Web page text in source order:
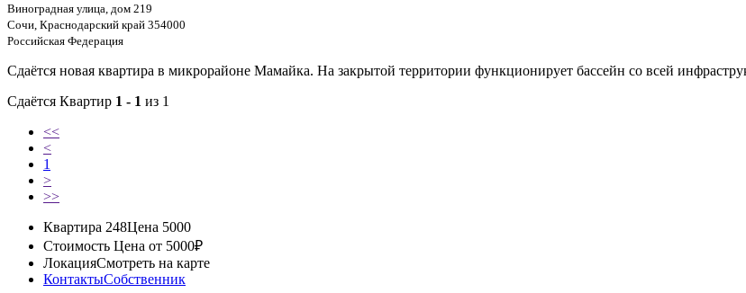
Виноградная улица, дом 219
Сочи, Краснодарский край 354000
Российская Федерация
Сдаётся новая квартира в микрорайоне Мамайка. На закрытой территории функционирует бассейн со всей
Сдаётся Квартир 1 - 1 из 1
<<
<
1
>
>>
Квартира 248Цена 5000
Стоимость Цена от 5000₽
ЛокацияСмотреть на карте
КонтактыСобственник